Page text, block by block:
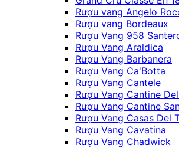
Rượu vang Angelo
Rượu vang Bordeaux
Rượu Vang 958
Rượu Vang Araldica
Rượu Vang Barbanera
Rượu Vang Ca'Botta
Rượu Vang Cantele
Rượu Vang Cantine
Rượu Vang Cantine
Rượu Vang Casas Del
Rượu Vang Cavatina
Rượu Vang Chadwick